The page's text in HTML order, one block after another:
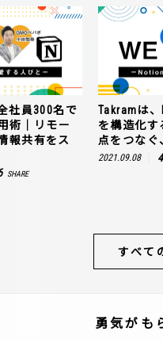
社員300名で
術｜リモー
報共有をス
SHARE
Takramは
を構造化す
点をつなぐ
2021.09.08
すべて
勇気がも